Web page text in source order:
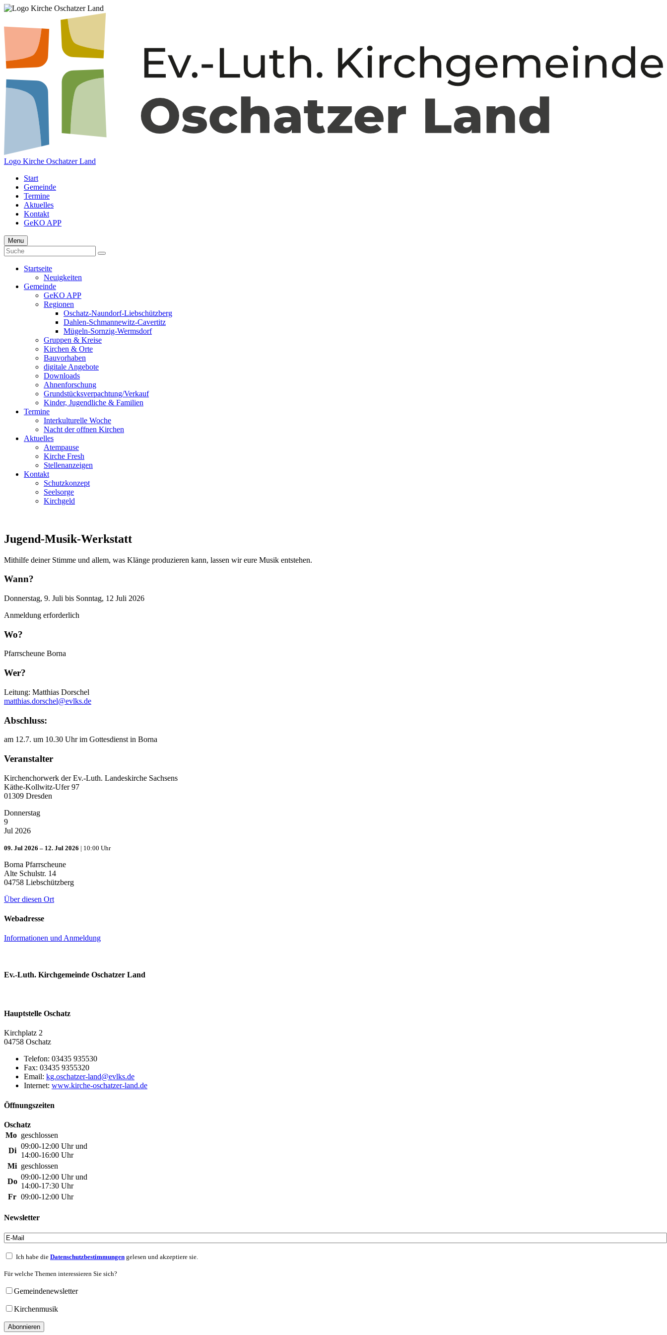
Logo Kirche Oschatzer Land
Start
Gemeinde
Termine
Aktuelles
Kontakt
GeKO APP
Menu
Startseite
Neuigkeiten
Gemeinde
GeKO APP
Regionen
Oschatz-Naundorf-Liebschützberg
Dahlen-Schmannewitz-Cavertitz
Mügeln-Sornzig-Wermsdorf
Gruppen & Kreise
Kirchen & Orte
Bauvorhaben
digitale Angebote
Downloads
Ahnenforschung
Grundstücks­verpachtung/Verkauf
Kinder, Jugendliche & Familien
Termine
Interkulturelle Woche
Nacht der offnen Kirchen
Aktuelles
Atempause
Kirche Fresh
Stellenanzeigen
Kontakt
Schutzkonzept
Seelsorge
Kirchgeld
Jugend-Musik-Werkstatt
Mithilfe deiner Stimme und allem, was Klänge produzieren kann, lassen wir eure Musik entstehen.
Wann?
Donnerstag, 9. Juli bis Sonntag, 12 Juli 2026
Anmeldung erforderlich
Wo?
Pfarrscheune Borna
Wer?
Leitung: Matthias Dorschel
Abschluss:
am 12.7. um 10.30 Uhr im Gottesdienst in Borna
Veranstalter
Kirchenchorwerk der Ev.-Luth. Landeskirche Sachsens
Käthe-Kollwitz-Ufer 97
01309 Dresden
Donnerstag
9
Jul 2026
09. Jul 2026 – 12. Jul 2026 | 10:00 Uhr
Borna Pfarrscheune
Alte Schulstr. 14
04758 Liebschützberg
Über diesen Ort
Webadresse
Informationen und Anmeldung
Ev.-Luth. Kirchgemeinde Oschatzer Land
Hauptstelle Oschatz
Kirchplatz 2
04758 Oschatz
Telefon: 03435 935530
Fax: 03435 9355320
Email:
Internet: www.kirche-oschatzer-land.de
Öffnungszeiten
Oschatz
Mo geschlossen
Di
09:00-12:00 Uhr und
14:00-16:00 Uhr
Mi geschlossen
Do
09:00-12:00 Uhr und
14:00-17:30 Uhr
Fr 09:00-12:00 Uhr
Newsletter
Ich habe die Datenschutzbestimmungen gelesen und akzeptiere sie.
Für welche Themen interessieren Sie sich?
Gemeindenewsletter
Kirchenmusik